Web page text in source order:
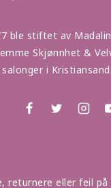
ble stiftet av
Skjønnhet &
i
returnere eller feil på